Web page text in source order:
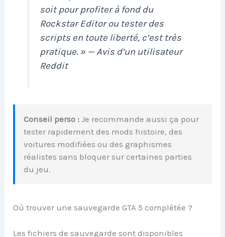
soit pour profiter à fond du
Rockstar Editor ou tester des
scripts en toute liberté, c’est très
pratique. » — Avis d’un utilisateur
Reddit
Conseil perso : Je recommande aussi ça pour
tester rapidement des mods histoire, des
voitures modifiées ou des graphismes
réalistes sans bloquer sur certaines parties
du jeu.
Où trouver une sauvegarde GTA 5 complétée ?
Les fichiers de sauvegarde sont disponibles